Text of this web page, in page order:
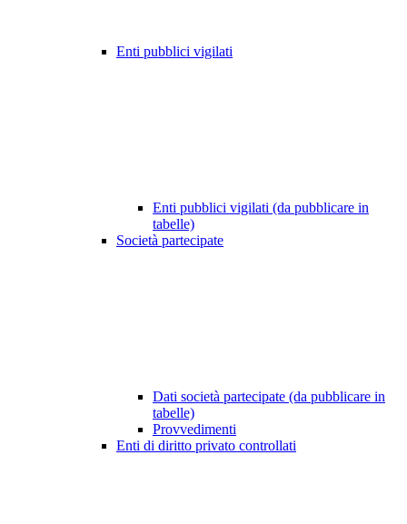
Enti pubblici vigilati
Enti pubblici vigilati (da pubblicare in
tabelle)
Società partecipate
Dati società partecipate (da pubblicare in
tabelle)
Provvedimenti
Enti di diritto privato controllati